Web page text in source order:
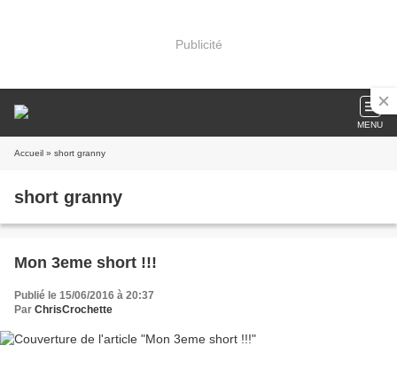
Publicité
MENU
Accueil » short granny
short granny
Mon 3eme short !!!
Publié le 15/06/2016 à 20:37
Par ChrisCrochette